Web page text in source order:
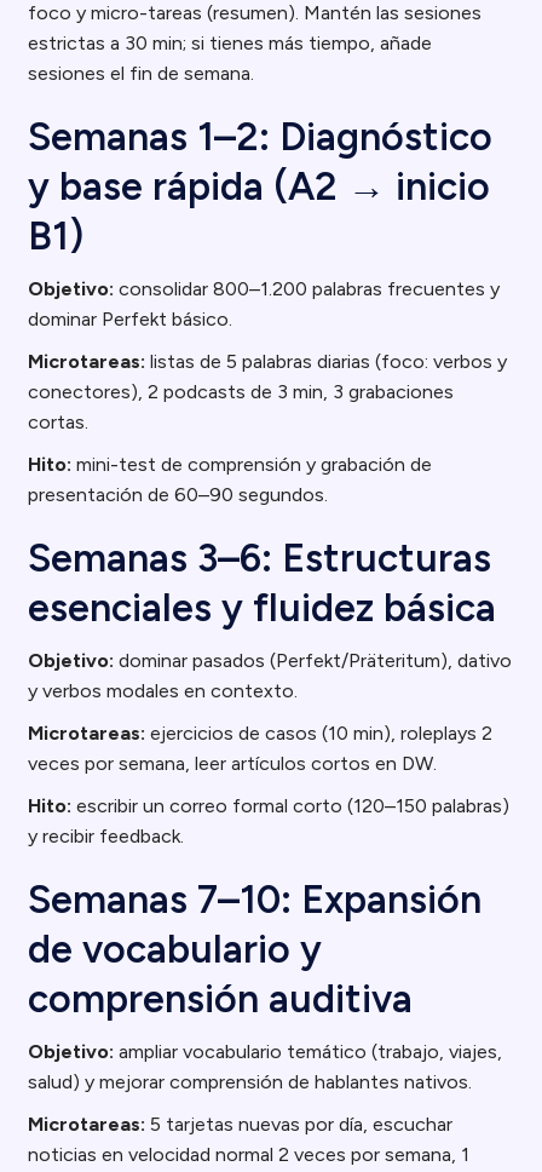
foco y micro-tareas (resumen). Mantén las sesiones
estrictas a 30 min; si tienes más tiempo, añade
sesiones el fin de semana.
Semanas 1–2: Diagnóstico
y base rápida (A2 → inicio
B1)
Objetivo: consolidar 800–1.200 palabras frecuentes y
dominar Perfekt básico.
Microtareas: listas de 5 palabras diarias (foco: verbos y
conectores), 2 podcasts de 3 min, 3 grabaciones
cortas.
Hito: mini-test de comprensión y grabación de
presentación de 60–90 segundos.
Semanas 3–6: Estructuras
esenciales y fluidez básica
Objetivo: dominar pasados (Perfekt/Präteritum), dativo
y verbos modales en contexto.
Microtareas: ejercicios de casos (10 min), roleplays 2
veces por semana, leer artículos cortos en DW.
Hito: escribir un correo formal corto (120–150 palabras)
y recibir feedback.
Semanas 7–10: Expansión
de vocabulario y
comprensión auditiva
Objetivo: ampliar vocabulario temático (trabajo, viajes,
salud) y mejorar comprensión de hablantes nativos.
Microtareas: 5 tarjetas nuevas por día, escuchar
noticias en velocidad normal 2 veces por semana, 1